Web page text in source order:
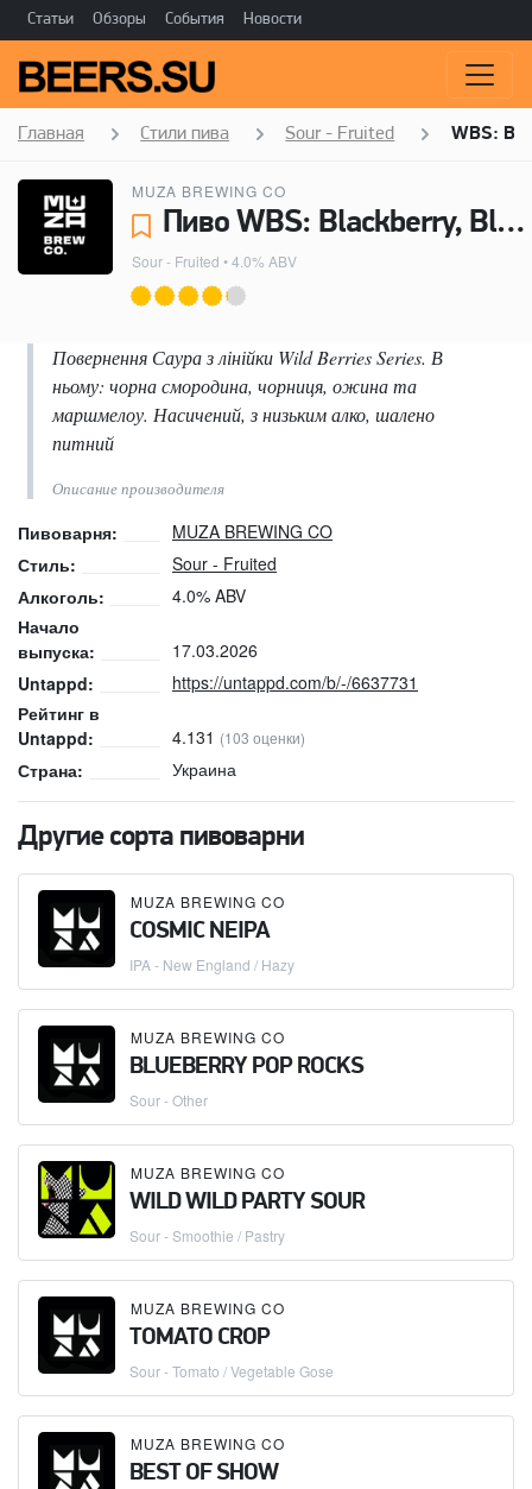
Статьи Обзоры События Новости
Главная Стили пива Sour - Fruited WBS:
MUZA BREWING CO
Пиво WBS: Blackberry, Black Currant, Bilberry - MUZA BREWING CO
Sour - Fruited • 4.0% ABV
Повернення Саура з лінійки Wild Berries Series. В
ньому: чорна смородина, чорниця, ожина та
маршмелоу. Насичений, з низьким алко, шалено
питний
Описание производителя
Пивоварня:
MUZA BREWING CO
Стиль:
Sour - Fruited
Алкоголь:
4.0% ABV
Начало
выпуска:
17.03.2026
Untappd:
https://untappd.com/b/-/6637731
Рейтинг в
Untappd:
4.131 (103 оценки)
Страна: Украина
Другие сорта пивоварни
MUZA BREWING CO
COSMIC NEIPA
IPA - New England / Hazy
MUZA BREWING CO
BLUEBERRY POP ROCKS
Sour - Other
MUZA BREWING CO
WILD WILD PARTY SOUR
Sour - Smoothie / Pastry
MUZA BREWING CO
TOMATO CROP
Sour - Tomato / Vegetable Gose
MUZA BREWING CO
BEST OF SHOW